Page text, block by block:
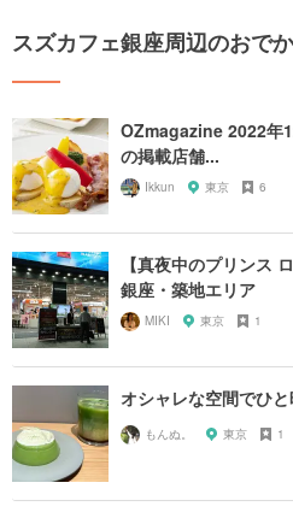
スズカフェ銀座周辺のおで
OZmagazine 2022年
の掲載店舗...
Ikkun 東京 6
【真夜中のプリンス
銀座・築地エリア
MIKI 東京 1
オシャレな空間でひ
もんぬ。 東京 1